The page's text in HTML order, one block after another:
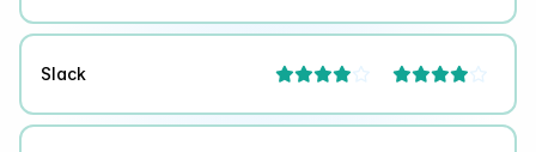
Slack  